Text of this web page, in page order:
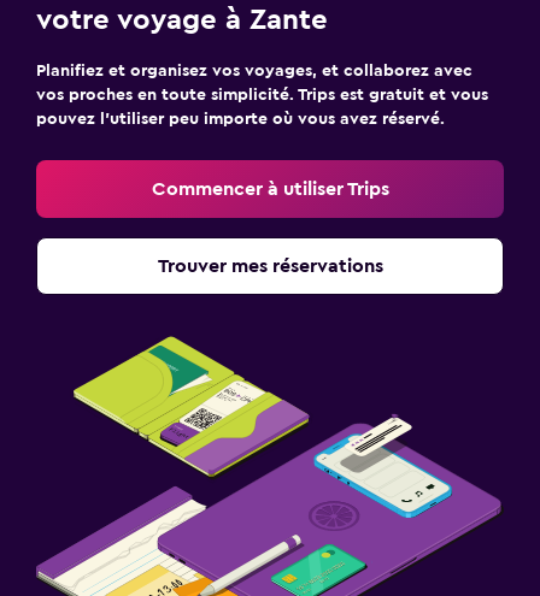
votre voyage à Zante
Planifiez et organisez vos voyages, et collaborez avec
vos proches en toute simplicité. Trips est gratuit et vous
pouvez l’utiliser peu importe où vous avez réservé.
Commencer à utiliser Trips
Trouver mes réservations